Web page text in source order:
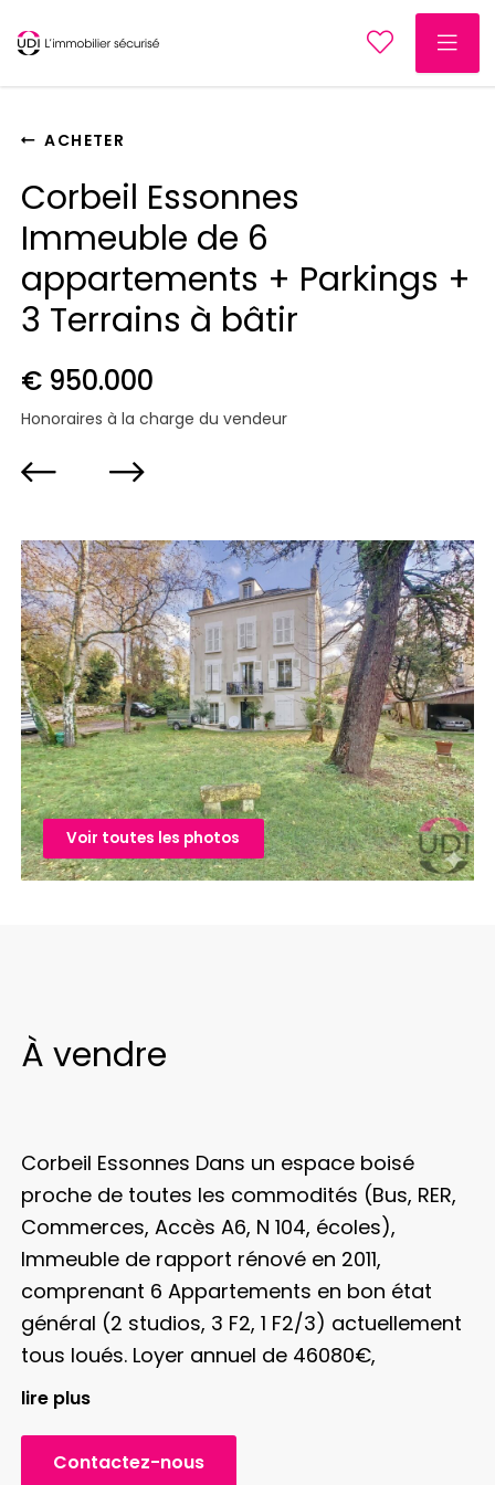
ACHETER
Corbeil Essonnes
Immeuble de 6
appartements + Parkings +
3 Terrains à bâtir
€ 950.000
Honoraires à la charge du vendeur
Voir toutes les photos
À vendre
Corbeil Essonnes Dans un espace boisé
proche de toutes les commodités (Bus, RER,
Commerces, Accès A6, N 104, écoles),
Immeuble de rapport rénové en 2011,
comprenant 6 Appartements en bon état
général (2 studios, 3 F2, 1 F2/3) actuellement
tous loués. Loyer annuel de 46080€,
locataires à jour des loyers. Parking privatifs
construire, un terrain avec une dépendance à
lire plus
Contactez-nous